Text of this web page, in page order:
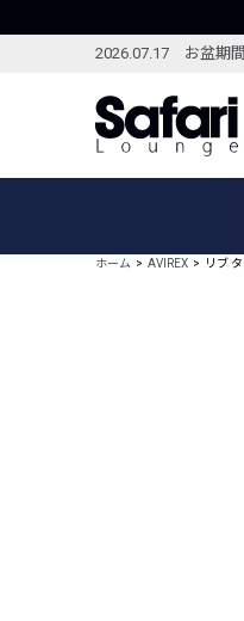
2026.07.17 お盆期
ブランドから探す
ホーム AVIREX リブ